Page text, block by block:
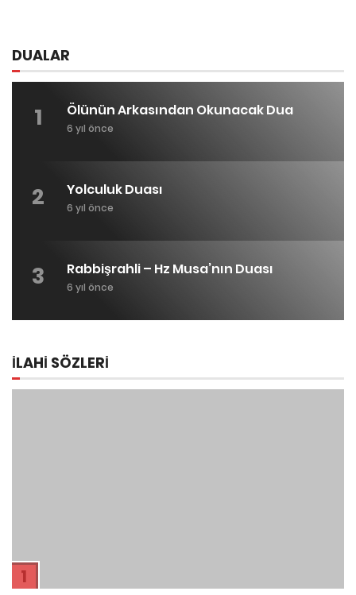
DUALAR
1 Ölünün Arkasından Okunacak Dua
6 yıl önce
2 Yolculuk Duası
6 yıl önce
3 Rabbişrahli – Hz Musa’nın Duası
6 yıl önce
İLAHİ SÖZLERİ
1